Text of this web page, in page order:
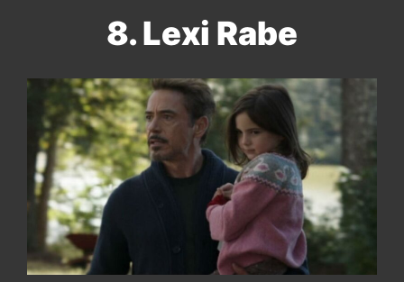
8. Lexi Rabe